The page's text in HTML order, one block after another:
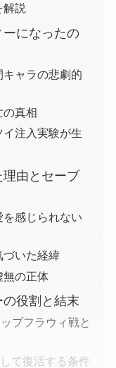
説
になったの
ャラの悲劇的
の真相
注入実験が生
由とセーブ
感じられない
づいた経緯
無の正体
役割と結末
プフラウィ戦と
て復活する条件